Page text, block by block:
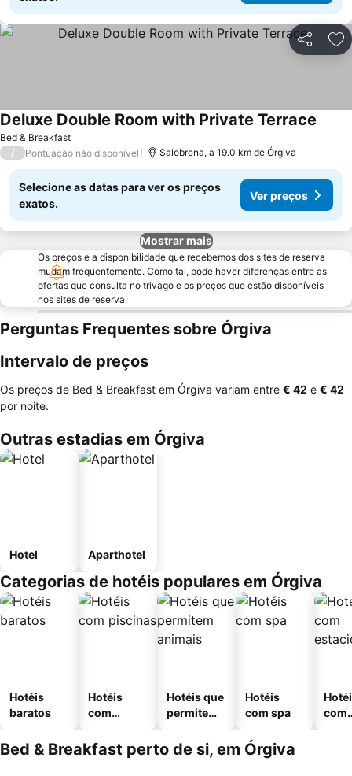
Partilhar
Bed & Breakfast
Deluxe Double Room with Private Terrace
/ Pontuação não disponível Salobrena, a 19.0 km de Órgiva
Selecione as datas para ver os preços
exatos.
Ver preços
Mostrar mais
Os preços e a disponibilidade que recebemos dos sites de reserva
mudam frequentemente. Como tal, pode haver diferenças entre as
ofertas que consulta no trivago e os preços que estão disponíveis
nos sites de reserva.
Perguntas Frequentes sobre Órgiva
Intervalo de preços
Os preços de Bed & Breakfast em Órgiva variam entre ‎€ 42 e ‎€ 42
por noite.
Outras estadias em Órgiva
Hotel Aparthotel
Categorias de hotéis populares em Órgiva
Hotéis
baratos
Hotéis
com
Hotéis que
permitem
Hotéis
com spa
com
Bed & Breakfast perto de si, em Órgiva